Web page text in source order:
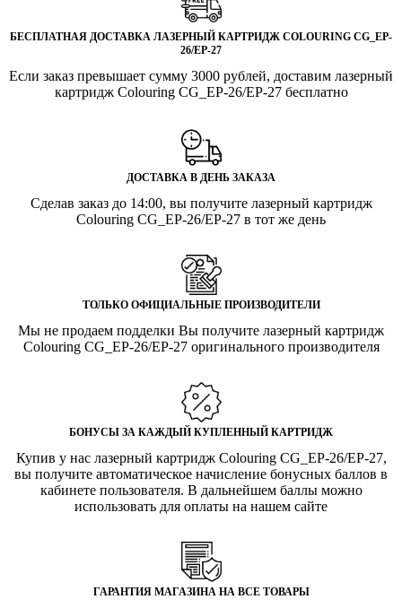
БЕСПЛАТНАЯ ДОСТАВКА ЛАЗЕРНЫЙ КАРТРИДЖ COLOURING CG_EP-
26/EP-27
Если заказ превышает сумму 3000 рублей, доставим лазерный
картридж Colouring CG_EP-26/EP-27 бесплатно
ДОСТАВКА В ДЕНЬ ЗАКАЗА
Сделав заказ до 14:00, вы получите лазерный картридж
Colouring CG_EP-26/EP-27 в тот же день
ТОЛЬКО ОФИЦИАЛЬНЫЕ ПРОИЗВОДИТЕЛИ
Мы не продаем подделки Вы получите лазерный картридж
Colouring CG_EP-26/EP-27 оригинального производителя
БОНУСЫ ЗА КАЖДЫЙ КУПЛЕННЫЙ КАРТРИДЖ
Купив у нас лазерный картридж Colouring CG_EP-26/EP-27,
вы получите автоматическое начисление бонусных баллов в
кабинете пользователя. В дальнейшем баллы можно
использовать для оплаты на нашем сайте
ГАРАНТИЯ МАГАЗИНА НА ВСЕ ТОВАРЫ